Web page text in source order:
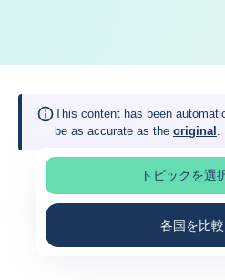
This content has been
be as accurate as the original .
トピックを選
ページ
各国を比較